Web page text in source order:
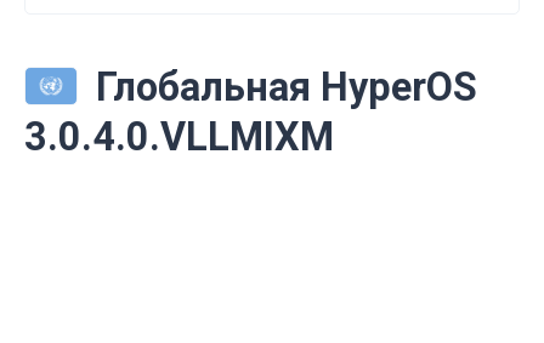
Глобальная HyperOS
3.0.4.0.VLLMIXM